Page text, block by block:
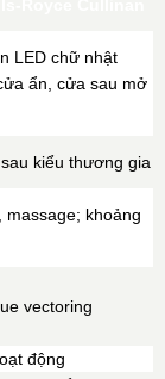
LED chữ nhật
ẩn, cửa sau mở
kiểu thương gia
massage; khoảng
vectoring
động